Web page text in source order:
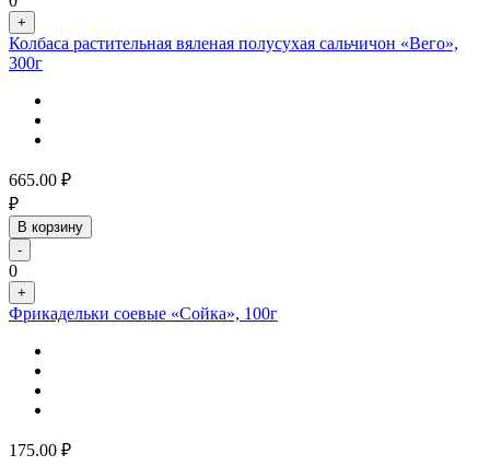
+
Колбаса растительная вяленая полусухая сальчичон «Вего»,
300г
665.00 ₽
₽
В корзину
-
0
+
Фрикадельки соевые «Сойка», 100г
175.00 ₽